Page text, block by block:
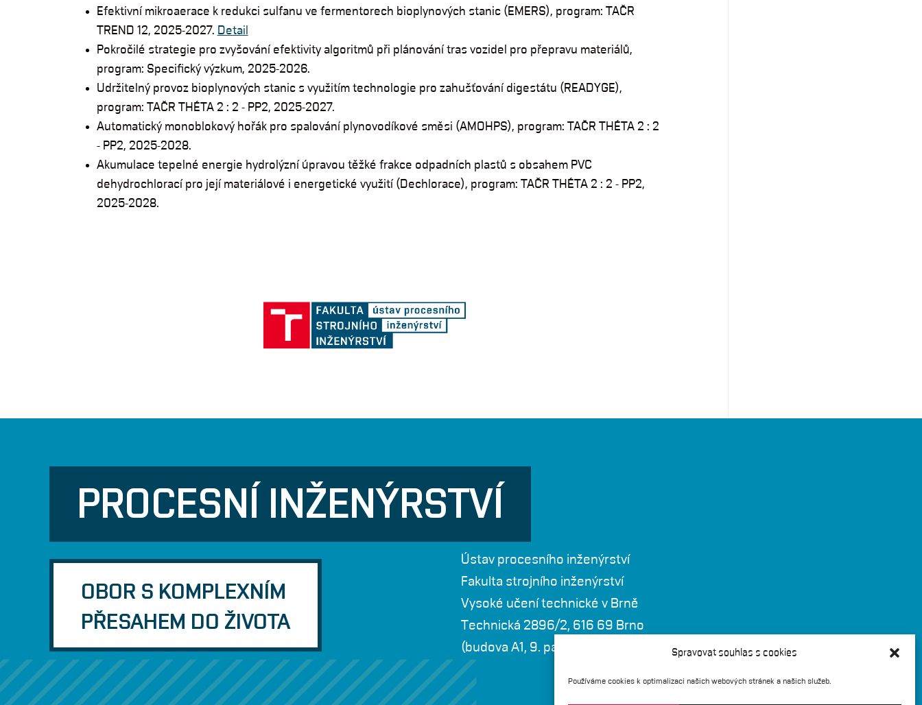
Spravovat souhlas s cookies
Používáme cookies k optimalizaci našich webových stránek a našich služeb.
Efektivní mikroaerace k redukci sulfanu ve fermentorech bioplynových stanic (EMERS), program: TAČR
TREND 12, 2025-2027. Detail
Pokročilé strategie pro zvyšování efektivity algoritmů při plánování tras vozidel pro přepravu materiálů,
program: Specifický výzkum, 2025-2026.
Udržitelný provoz bioplynových stanic s využitím technologie pro zahušťování digestátu (READYGE),
program: TAČR THÉTA 2 : 2 - PP2, 2025-2027.
Automatický monoblokový hořák pro spalování plynovodíkové směsi (AMOHPS), program: TAČR THÉTA 2 : 2
- PP2, 2025-2028.
Akumulace tepelné energie hydrolýzní úpravou těžké frakce odpadních plastů s obsahem PVC
dehydrochlorací pro její materiálové i energetické využití (Dechlorace), program: TAČR THÉTA 2 : 2 - PP2,
2025-2028.
PROCESNÍ INŽENÝRSTVÍ
OBOR S KOMPLEXNÍM
PŘESAHEM DO ŽIVOTA
Ústav procesního inženýrství
Fakulta strojního inženýrství
Vysoké učení technické v Brně
Technická 2896/2, 616 69 Brno
(budova A1, 9. patro, dveře 918 - sekretariát)